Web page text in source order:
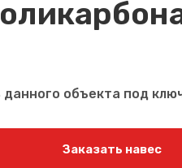
данного объекта под
Заказать навес